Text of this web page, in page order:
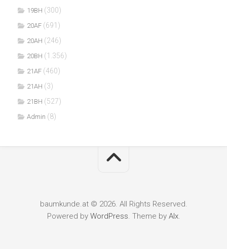
19BH (300)
20AF (691)
20AH (246)
20BH (1.356)
21AF (460)
21AH (3)
21BH (527)
Admin (8)
baumkunde.at © 2026. All Rights Reserved.
Powered by WordPress. Theme by Alx.